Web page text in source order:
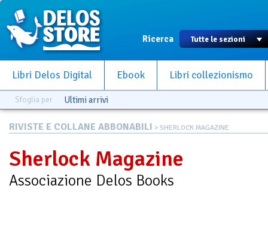
Ricerca
Libri Delos Digital Ebook Libri collezionismo
Sfoglia per Ultimi arrivi
RIVISTE E COLLANE ABBONABILI > SHERLOCK MAGAZINE
Sherlock Magazine
Associazione Delos Books